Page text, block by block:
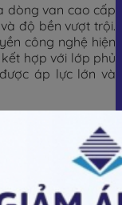
dòng van cao cấp
độ bền vượt trội.
công nghệ hiện
hợp với lớp phủ
áp lực lớn và